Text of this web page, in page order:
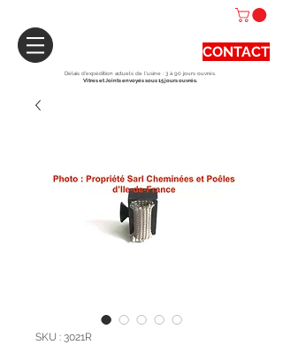
CONTACT
Délais d'expédition actuels de l'usine : 3 à 90 jours ouvrés.
Vitres et Joints envoyés sous 15 jours ouvrés.
SKU : 3021R